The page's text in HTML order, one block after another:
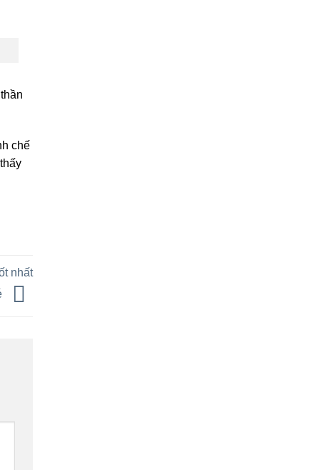
chế
nhất